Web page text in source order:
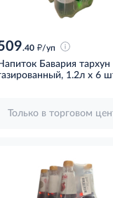
.40 д/уп
Бавария тархун
1.2л x 6
Только в торговом